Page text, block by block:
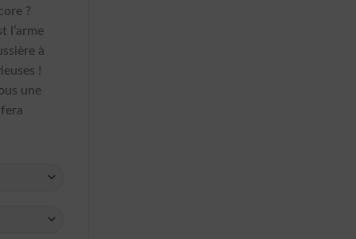
?
l’arme
à
!
une